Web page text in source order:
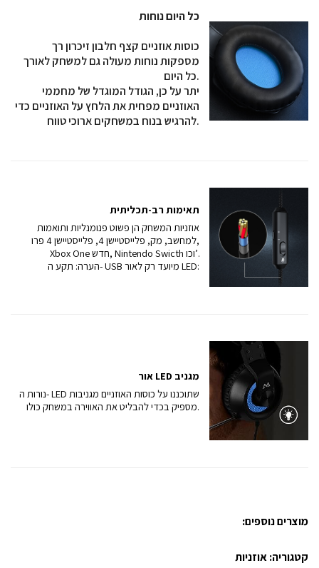
כל היום נוחות
כוסות אוזניים קצף חלבון זיכרון רך
מספקות נוחות מעולה גם למשחק לאורך
כל היום.
יתר על כן, הגודל המוגדל של מחממי
האוזניים מפחית את הלחץ על האוזניים כדי
להרגיש בנוח במשחקים ארוכי טווח.
תאימות רב-תכליתית
אוזניות המשחק הן פשוט פנומנליות ותואמות
למחשב, מק, פלייסטיישן 4, פלייסטיישן 4 פרו,
Xbox One חדש, Nintendo Swicth וכו’.
הערה: תקע ה- USB מיועד רק לאור LED:
אור LED מגניב
נורות ה- LED שתוכננו על כוסות האוזניים מגניבות
מספיק בכדי להבליט את האווירה במשחק כולו.
מוצרים נוספים:
קטגוריה:אוזניות